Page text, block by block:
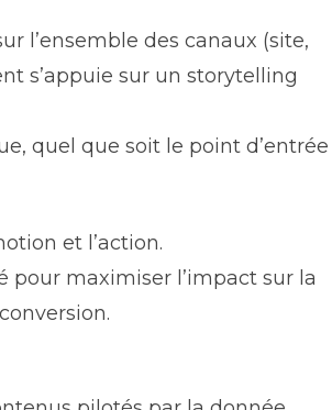
l’ensemble des canaux (site,
s’appuie sur un storytelling
quel que soit le point d’entrée
et l’action.
pour maximiser l’impact sur la